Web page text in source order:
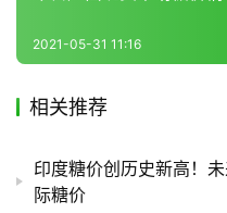
2021-05-31 11:16
相关推荐
印度糖价创历史新高！
际糖价